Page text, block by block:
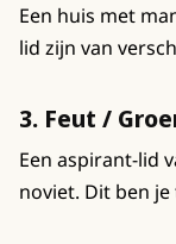
Een huis met
lid zijn van
3. Feut /
Een aspirant-lid
noviet. Dit ben